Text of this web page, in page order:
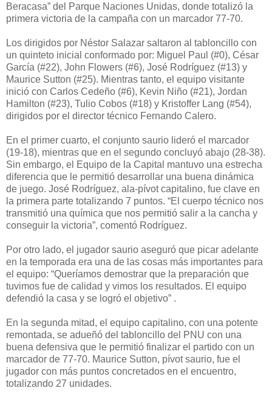
Beracasa” del Parque Naciones Unidas, donde totalizó la
primera victoria de la campaña con un marcador 77-70.
Los dirigidos por Néstor Salazar saltaron al tabloncillo con
un quinteto inicial conformado por: Miguel Paul (#0), César
García (#22), John Flowers (#6), José Rodríguez (#13) y
Maurice Sutton (#25). Mientras tanto, el equipo visitante
inició con Carlos Cedeño (#6), Kevin Niño (#21), Jordan
Hamilton (#23), Tulio Cobos (#18) y Kristoffer Lang (#54),
dirigidos por el director técnico Fernando Calero.
En el primer cuarto, el conjunto saurio lideró el marcador
(19-18), mientras que en el segundo concluyó abajo (28-38).
Sin embargo, el Equipo de la Capital mantuvo una estrecha
diferencia que le permitió desarrollar una buena dinámica
de juego. José Rodríguez, ala-pívot capitalino, fue clave en
la primera parte totalizando 7 puntos. “El cuerpo técnico nos
transmitió una química que nos permitió salir a la cancha y
conseguir la victoria”, comentó Rodríguez.
Por otro lado, el jugador saurio aseguró que picar adelante
en la temporada era una de las cosas más importantes para
el equipo: “Queríamos demostrar que la preparación que
tuvimos fue de calidad y vimos los resultados. El equipo
defendió la casa y se logró el objetivo” .
En la segunda mitad, el equipo capitalino, con una potente
remontada, se adueñó del tabloncillo del PNU con una
buena defensiva que le permitió finalizar el partido con un
marcador de 77-70. Maurice Sutton, pívot saurio, fue el
jugador con más puntos concretados en el encuentro,
totalizando 27 unidades.